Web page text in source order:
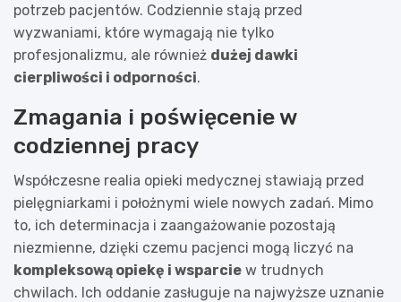
potrzeb pacjentów. Codziennie stają przed
wyzwaniami, które wymagają nie tylko
profesjonalizmu, ale również dużej dawki
cierpliwości i odporności.
Zmagania i poświęcenie w
codziennej pracy
Współczesne realia opieki medycznej stawiają przed
pielęgniarkami i położnymi wiele nowych zadań. Mimo
to, ich determinacja i zaangażowanie pozostają
niezmienne, dzięki czemu pacjenci mogą liczyć na
kompleksową opiekę i wsparcie w trudnych
chwilach. Ich oddanie zasługuje na najwyższe uznanie